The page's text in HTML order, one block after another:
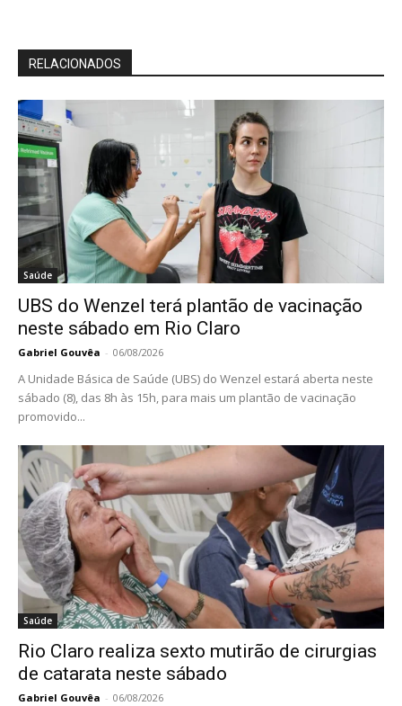
RELACIONADOS
Saúde
UBS do Wenzel terá plantão de vacinação
neste sábado em Rio Claro
Gabriel Gouvêa - 06/08/2026
A Unidade Básica de Saúde (UBS) do Wenzel estará aberta neste
sábado (8), das 8h às 15h, para mais um plantão de vacinação
promovido...
Saúde
Rio Claro realiza sexto mutirão de cirurgias
de catarata neste sábado
Gabriel Gouvêa - 06/08/2026